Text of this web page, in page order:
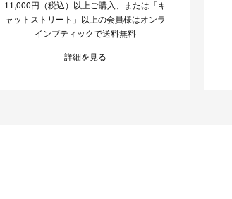
11,000円（税込）以上ご購入、または「キ
ャットストリート」以上の会員様はオンラ
インブティックで送料無料
詳細を見る